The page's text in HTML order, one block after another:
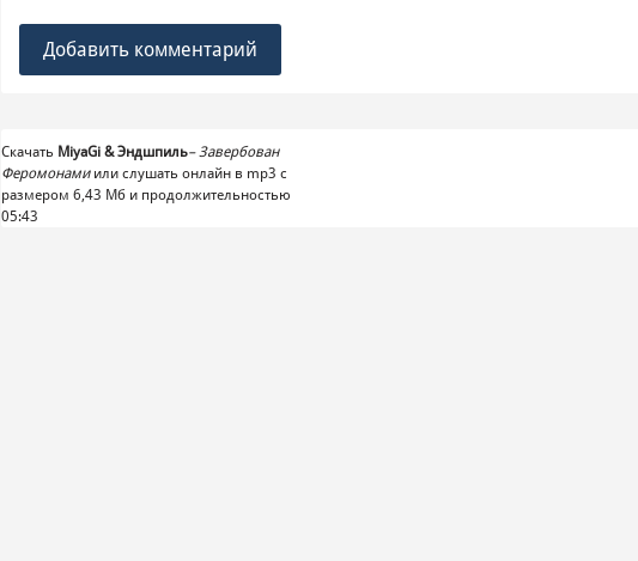
Добавить комментарий
Скачать MiyaGi & Эндшпиль– Завербован
Феромонамиили слушать онлайн в mp3 с
размером 6,43 Mб и продолжительностью
05:43